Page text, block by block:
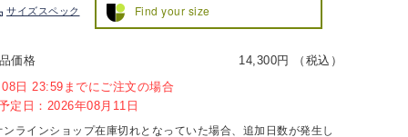
サイズスペック Find your size
価格
14,300円 （税込）
日 23:59までにご注文の場合
定日：2026年08月11日
ラインショップ在庫切れとなっていた場合、追加日数が発生し